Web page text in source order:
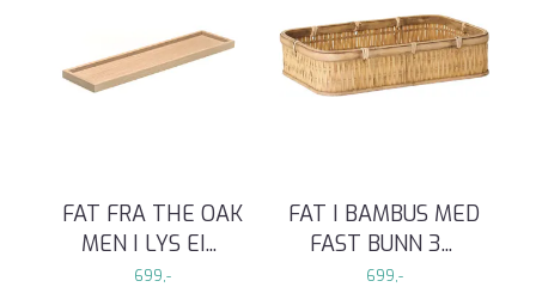
FAT FRA THE OAK
MEN I LYS EI...
699,-
FAT I BAMBUS MED
FAST BUNN 3...
699,-